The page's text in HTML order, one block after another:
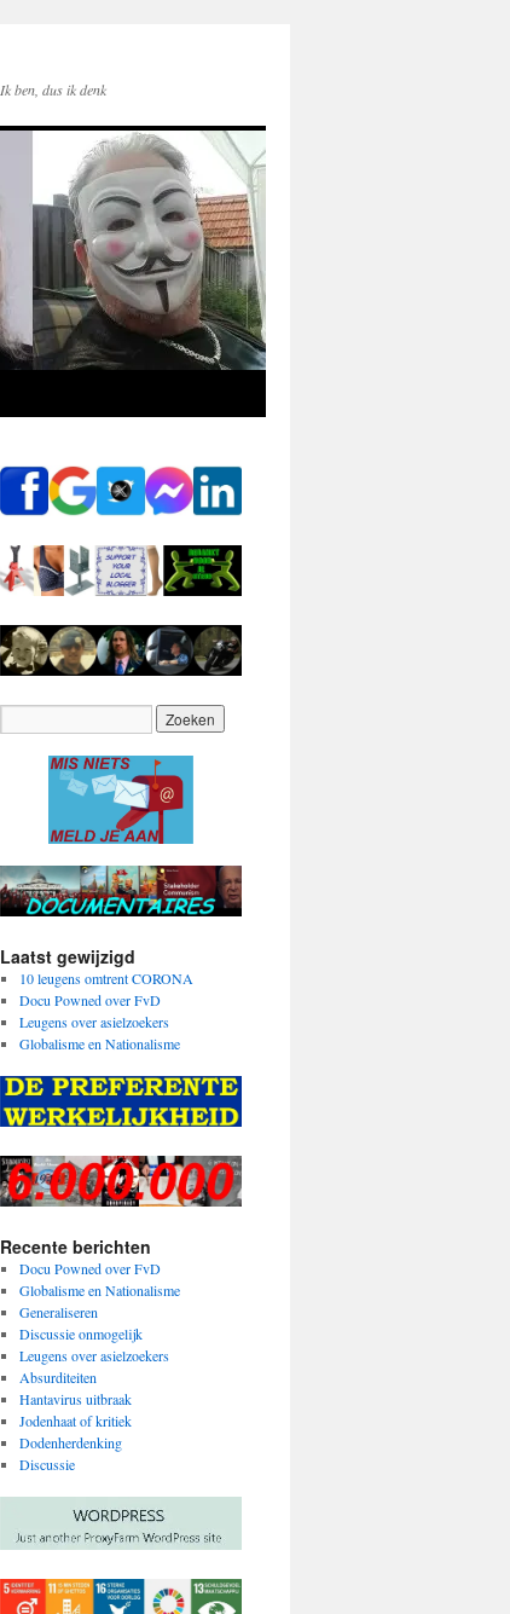
Ik ben, dus ik denk
Laatst gewijzigd
10 leugens omtrent CORONA
Docu Powned over FvD
Leugens over asielzoekers
Globalisme en Nationalisme
Recente berichten
Docu Powned over FvD
Globalisme en Nationalisme
Generaliseren
Discussie onmogelijk
Leugens over asielzoekers
Absurditeiten
Hantavirus uitbraak
Jodenhaat of kritiek
Dodenherdenking
Discussie